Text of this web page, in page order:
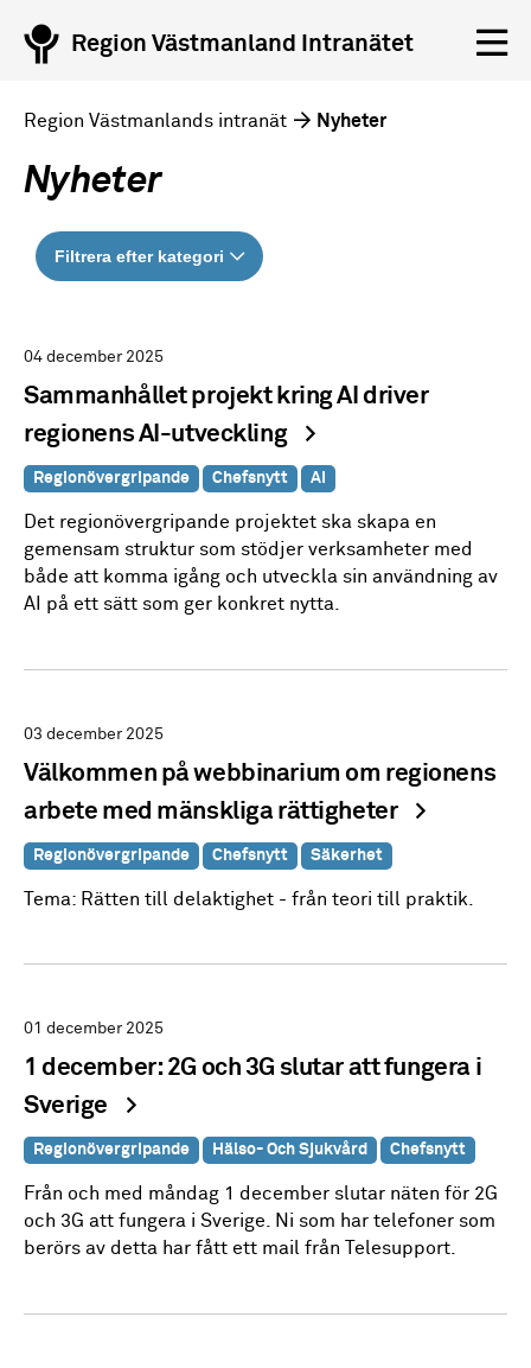
Region Västmanland Intranätet
Region Västmanlands intranät Nyheter
Nyheter
Filtrera efter kategori
04 december 2025
Sammanhållet projekt kring AI driver
regionens AI-utveckling
Regionövergripande Chefsnytt AI
Det regionövergripande projektet ska skapa en
gemensam struktur som stödjer verksamheter med
både att komma igång och utveckla sin användning av
AI på ett sätt som ger konkret nytta.
03 december 2025
Välkommen på webbinarium om regionens
arbete med mänskliga rättigheter
Regionövergripande Chefsnytt Säkerhet
Tema: Rätten till delaktighet - från teori till praktik.
01 december 2025
1 december: 2G och 3G slutar att fungera i
Sverige
Regionövergripande Hälso- Och Sjukvård Chefsnytt
Från och med måndag 1 december slutar näten för 2G
och 3G att fungera i Sverige. Ni som har telefoner som
berörs av detta har fått ett mail från Telesupport.